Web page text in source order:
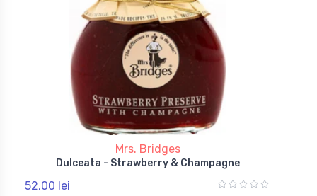
Mrs. Bridges
Dulceata - Strawberry & Champagne
52,00 lei